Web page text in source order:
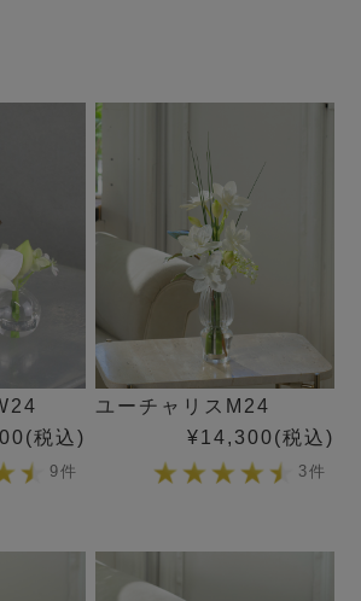
(税込)
9件
ユーチャリスM24
¥14,300(税込)
3件